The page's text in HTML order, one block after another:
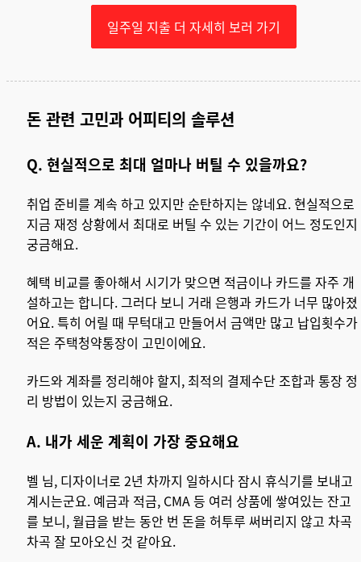
일주일 지출 더 자세히 보러 가기
돈 관련 고민과 어피티의 솔루션
Q. 현실적으로 최대 얼마나 버틸 수 있을까요?
취업 준비를 계속 하고 있지만 순탄하지는 않네요. 현실적으로
지금 재정 상황에서 최대로 버틸 수 있는 기간이 어느 정도인지
궁금해요.
혜택 비교를 좋아해서 시기가 맞으면 적금이나 카드를 자주 개
설하고는 합니다. 그러다 보니 거래 은행과 카드가 너무 많아졌
어요. 특히 어릴 때 무턱대고 만들어서 금액만 많고 납입횟수가
적은 주택청약통장이 고민이에요.
카드와 계좌를 정리해야 할지, 최적의 결제수단 조합과 통장 정
리 방법이 있는지 궁금해요.
A. 내가 세운 계획이 가장 중요해요
벨 님, 디자이너로 2년 차까지 일하시다 잠시 휴식기를 보내고
계시는군요. 예금과 적금, CMA 등 여러 상품에 쌓여있는 잔고
를 보니, 월급을 받는 동안 번 돈을 허투루 써버리지 않고 차곡
차곡 잘 모아오신 것 같아요.